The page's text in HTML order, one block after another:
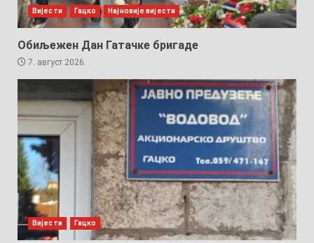
Вијести Гацко Најновије вијести
Обиљежен Дан Гатачке бригаде
7. август 2026.
Вијести Гацко